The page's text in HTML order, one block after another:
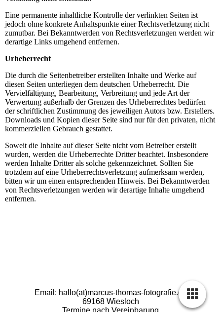
Eine permanente inhaltliche Kontrolle der verlinkten Seiten ist
jedoch ohne konkrete Anhaltspunkte einer Rechtsverletzung nicht
zumutbar. Bei Bekanntwerden von Rechtsverletzungen werden wir
derartige Links umgehend entfernen.
Urheberrecht
Die durch die Seitenbetreiber erstellten Inhalte und Werke auf
diesen Seiten unterliegen dem deutschen Urheberrecht. Die
Vervielfältigung, Bearbeitung, Verbreitung und jede Art der
Verwertung außerhalb der Grenzen des Urheberrechtes bedürfen
der schriftlichen Zustimmung des jeweiligen Autors bzw. Erstellers.
Downloads und Kopien dieser Seite sind nur für den privaten, nicht
kommerziellen Gebrauch gestattet.
Soweit die Inhalte auf dieser Seite nicht vom Betreiber erstellt
wurden, werden die Urheberrechte Dritter beachtet. Insbesondere
werden Inhalte Dritter als solche gekennzeichnet. Sollten Sie
trotzdem auf eine Urheberrechtsverletzung aufmerksam werden,
bitten wir um einen entsprechenden Hinweis. Bei Bekanntwerden
von Rechtsverletzungen werden wir derartige Inhalte umgehend
entfernen.
Email: hallo(at)marcus-thomas-fotografie.de
69168 Wiesloch
Termine nach Vereinbarung